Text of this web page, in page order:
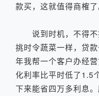
款买，这就值得商榷了
说到时机，不得不
挑时令蔬菜一样，贷
年我帮一个客户办经
化利率比平时低了1.5
下来能省四万多利息